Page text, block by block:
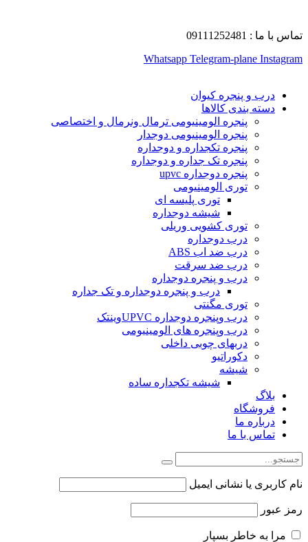
تماس با ما : 09111252481
Whatsapp Telegram-plane Instagram
درب و پنجره کیوان
دسته بندی کالاها
پنجره الومینیومی ترمال ونرمال و اختصاصی
پنجره الومینیومی دوجدار
پنجره تکجداره و دوجداره
پنجره تک جداره و دوجداره
پنجره دوجداره upvc
توری الومینیومی
توری پلیسه ای
شیشه دوجداره
توری کشویی وریلی
درب دوجداره
درب ضد اب ABS
درب ضد سرقت
درب و پنجره دوجداره
درب و پنجره دوجداره و تک جداره
توری مگنتی
درب وپنجره دوجداره UPVCوینتک
درب وپنجره های الومینیومی
دربهای چوبی داخلی
دکوراتیو
شیشه
شیشه تکجداره ساده
بلاگ
فروشگاه
درباره ما
تماس با ما
نام کاربری یا نشانی ایمیل
رمز عبور
مرا به خاطر بسپار